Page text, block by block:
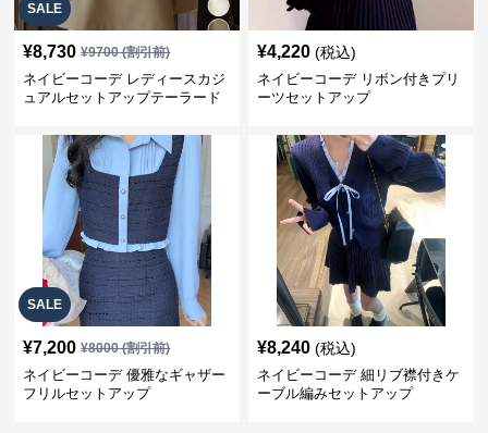
SALE
¥8,730 ¥9700(割引前)
ネイビーコーデ レディースカジ
ュアルセットアップテーラード
¥4,220 (税込)
ネイビーコーデ リボン付きプリ
ーツセットアップ
SALE
¥7,200 ¥8000(割引前)
ネイビーコーデ 優雅なギャザー
フリルセットアップ
¥8,240 (税込)
ネイビーコーデ 細リブ襟付きケ
ーブル編みセットアップ